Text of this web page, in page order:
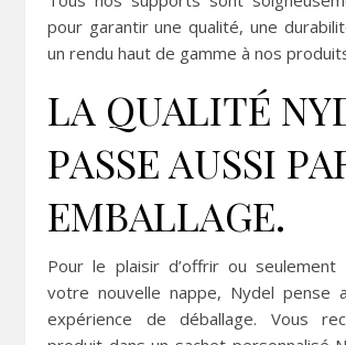
pour garantir une qualité, une
un rendu haut de gamme à nos
LA QUALITÉ
PASSE AUSSI
EMBALLAGE.
Pour le plaisir d’offrir ou seulement
votre nouvelle nappe, Nydel pense
expérience de déballage. Vous